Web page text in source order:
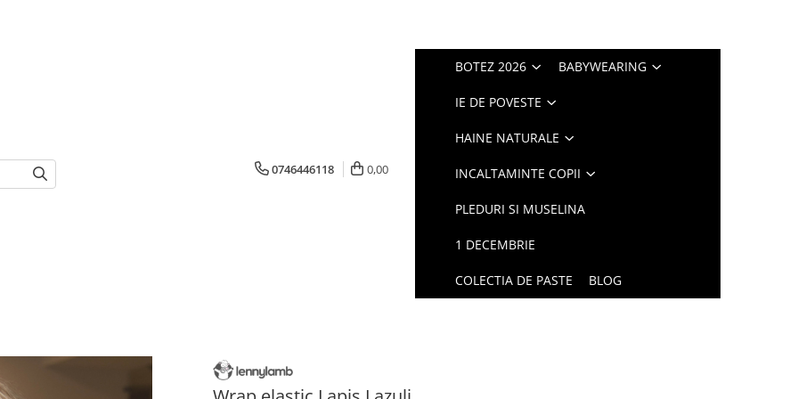
0746446118 0,00
BOTEZ 2026 BABYWEARING
IE DE POVESTE
HAINE NATURALE
INCALTAMINTE COPII
PLEDURI SI MUSELINA
1 DECEMBRIE
COLECTIA DE PASTE BLOG